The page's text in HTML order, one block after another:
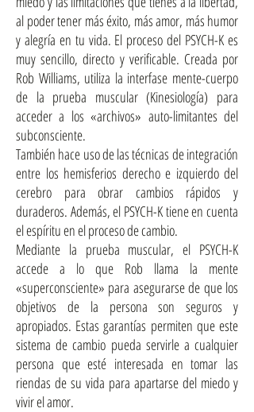
al poder tener más éxito, más amor, más humor
y alegría en tu vida. El proceso del PSYCH-K es
muy sencillo, directo y verificable. Creada por
Rob Williams, utiliza la interfase mente-cuerpo
de la prueba muscular (Kinesiología) para
acceder a los «archivos» auto-limitantes del
subconsciente.
También hace uso de las técnicas de integración
entre los hemisferios derecho e izquierdo del
cerebro para obrar cambios rápidos y
duraderos. Además, el PSYCH-K tiene en cuenta
el espíritu en el proceso de cambio.
Mediante la prueba muscular, el PSYCH-K
accede a lo que Rob llama la mente
«superconsciente» para asegurarse de que los
objetivos de la persona son seguros y
apropiados. Estas garantías permiten que este
sistema de cambio pueda servirle a cualquier
persona que esté interesada en tomar las
riendas de su vida para apartarse del miedo y
vivir el amor.